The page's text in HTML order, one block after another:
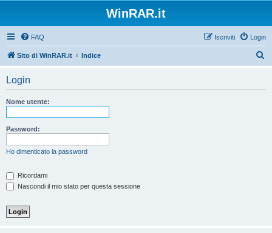
WinRAR.it
FAQ Login
Iscriviti
Sito di WinRAR.it Indice
Login
Nome utente:
Password:
Ho dimenticato la password
Ricordami
Nascondi il mio stato per questa sessione